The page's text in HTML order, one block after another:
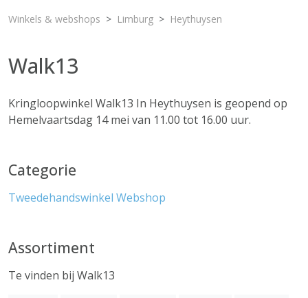
Winkels & webshops Limburg Heythuysen
Walk13
Kringloopwinkel Walk13 In Heythuysen is geopend op
Hemelvaartsdag 14 mei van 11.00 tot 16.00 uur.
Categorie
Tweedehandswinkel Webshop
Assortiment
Te vinden bij Walk13